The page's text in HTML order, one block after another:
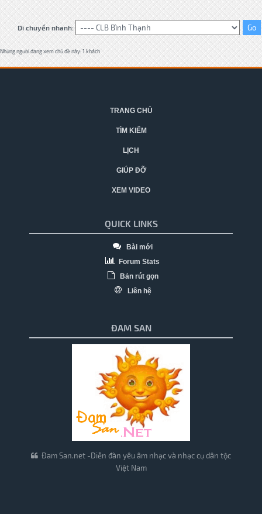
Di chuyển nhanh:
Những người đang xem chủ đề này: 1 khách
TRANG CHỦ
TÌM KIẾM
LỊCH
GIÚP ĐỠ
XEM VIDEO
QUICK LINKS
Bài mới
Forum Stats
Bản rút gọn
Liên hệ
ĐAM SAN
Đam San.net -Diễn đàn yêu âm nhạc và nhạc cụ dân tộc
Việt Nam